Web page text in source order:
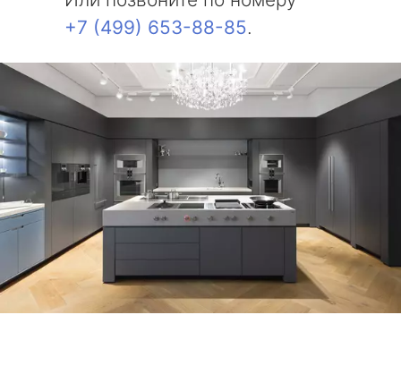
+7 (499) 653-88-85.